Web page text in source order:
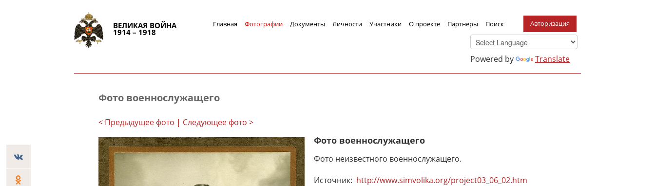
ВЕЛИКАЯ ВОЙНА
1914 – 1918
Главная Фотографии Документы Личности Участники О проекте Партнеры Поиск Авторизация
Powered by Translate
Фото военнослужащего
< Предыдущее фото | Следующее фото >
Фото военнослужащего
Фото неизвестного военнослужащего.
Источник: http://www.simvolika.org/project03_06_02.htm